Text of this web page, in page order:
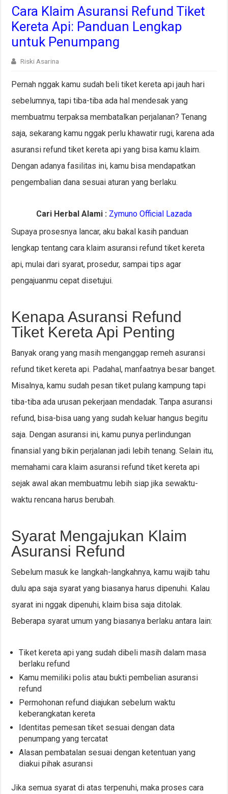
Cara Klaim Asuransi Refund Tiket
Kereta Api: Panduan Lengkap
untuk Penumpang
Riski Asarina
Pernah nggak kamu sudah beli tiket kereta api jauh hari
sebelumnya, tapi tiba-tiba ada hal mendesak yang
membuatmu terpaksa membatalkan perjalanan? Tenang
saja, sekarang kamu nggak perlu khawatir rugi, karena ada
asuransi refund tiket kereta api yang bisa kamu klaim.
Dengan adanya fasilitas ini, kamu bisa mendapatkan
pengembalian dana sesuai aturan yang berlaku.
Cari Herbal Alami : Zymuno Official Lazada
Supaya prosesnya lancar, aku bakal kasih panduan
lengkap tentang cara klaim asuransi refund tiket kereta
api, mulai dari syarat, prosedur, sampai tips agar
pengajuanmu cepat disetujui.
Kenapa Asuransi Refund
Tiket Kereta Api Penting
Banyak orang yang masih menganggap remeh asuransi
refund tiket kereta api. Padahal, manfaatnya besar banget.
Misalnya, kamu sudah pesan tiket pulang kampung tapi
tiba-tiba ada urusan pekerjaan mendadak. Tanpa asuransi
refund, bisa-bisa uang yang sudah keluar hangus begitu
saja. Dengan asuransi ini, kamu punya perlindungan
finansial yang bikin perjalanan jadi lebih tenang. Selain itu,
memahami cara klaim asuransi refund tiket kereta api
sejak awal akan membuatmu lebih siap jika sewaktu-
waktu rencana harus berubah.
Syarat Mengajukan Klaim
Asuransi Refund
Sebelum masuk ke langkah-langkahnya, kamu wajib tahu
dulu apa saja syarat yang biasanya harus dipenuhi. Kalau
syarat ini nggak dipenuhi, klaim bisa saja ditolak.
Beberapa syarat umum yang biasanya berlaku antara lain:
Tiket kereta api yang sudah dibeli masih dalam masa
berlaku refund
Kamu memiliki polis atau bukti pembelian asuransi
refund
Permohonan refund diajukan sebelum waktu
keberangkatan kereta
Identitas pemesan tiket sesuai dengan data
penumpang yang tercatat
Alasan pembatalan sesuai dengan ketentuan yang
diakui pihak asuransi
Jika semua syarat di atas terpenuhi, maka proses cara